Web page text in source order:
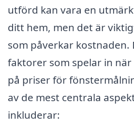
utförd kan vara en
ditt hem, men det är
som påverkar kostnaden.
faktorer som spelar in när
på priser för
av de mest centrala
inkluderar: